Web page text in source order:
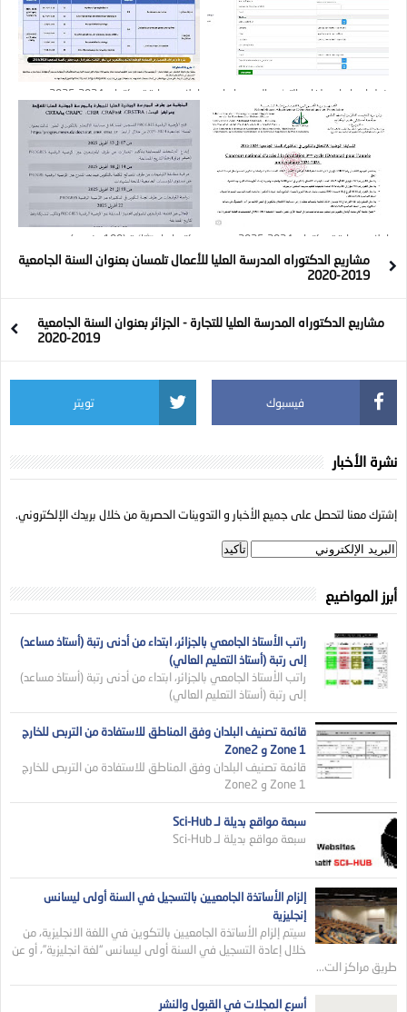
خطوات إيداع ملفات الترشح بالصور : إيداع
ملفات الترشح لرتبة أستاذ محاضر(أ)
جامعة مغنية
جامعة البويرة
دكتوراه إستثنائية (100 منصب)
مشاريع الدكتوراه المدرسة العليا للأعمال تلمسان بعنوان السنة الجامعية
2019-2020
مشاريع الدكتوراه المدرسة العليا للتجارة - الجزائر بعنوان السنة الجامعية
2019-2020
فيسبوك تويتر
نشرة الأخبار
إشترك معنا لتحصل على جميع الأخبار و التدوينات الحصرية من خلال بريدك الإلكتروني.
أبرز المواضيع
راتب الأستاذ الجامعي بالجزائر، ابتداء من أدنى رتبة (أستاذ مساعد)
إلى رتبة (أستاذ التعليم العالي)
راتب الأستاذ الجامعي بالجزائر، ابتداء من أدنى رتبة (أستاذ مساعد)
إلى رتبة (أستاذ التعليم العالي)
قائمة تصنيف البلدان وفق المناطق للاستفادة من التربص للخارج
Zone 1 و Zone2
قائمة تصنيف البلدان وفق المناطق للاستفادة من التربص للخارج
Zone 1 و Zone2
سبعة مواقع بديلة لـ Sci-Hub
سبعة مواقع بديلة لـ Sci-Hub
إلزام الأساتذة الجامعيين بالتسجيل في السنة أولى ليسانس
إنجليزية
سيتم إلزام الأساتذة الجامعيين بالتكوين في اللغة الانجليزية، من
خلال إعادة التسجيل في السنة أولى ليسانس “لغة انجليزية”، أو عن
طريق مراكز الت...
أسرع المجلات في القبول والنشر